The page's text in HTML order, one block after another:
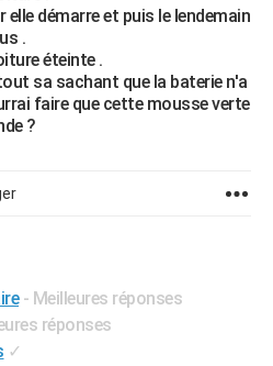
elle démarre et puis le lendemain
.
éteinte .
sa sachant que la baterie n'a
faire que cette mousse verte
?
- Meilleures réponses
réponses
✓